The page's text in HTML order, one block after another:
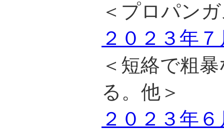
＜プロパン
２０２３年
＜短絡で粗
る。他＞
２０２３年